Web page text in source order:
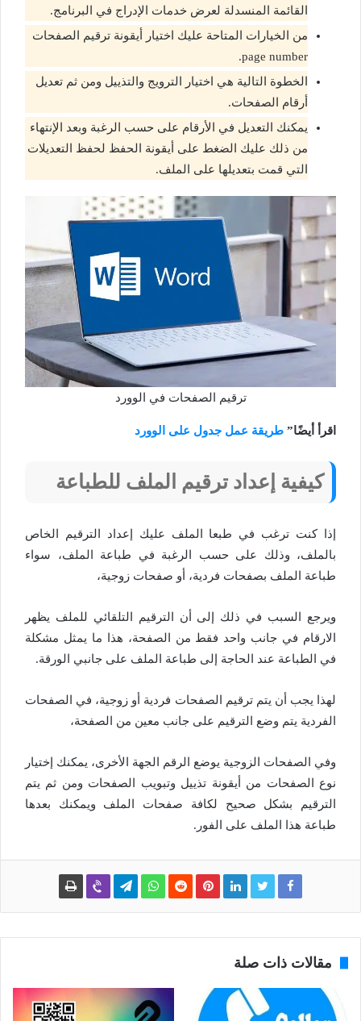
القائمة المنسدلة لعرض خدمات الإدراج في البرنامج.
من الخيارات المتاحة عليك اختيار أيقونة ترقيم الصفحات
page number.
الخطوة التالية هي اختيار الترويج والتذييل ومن ثم تعديل
أرقام الصفحات.
يمكنك التعديل في الأرقام على حسب الرغبة وبعد الإنتهاء
من ذلك عليك الضغط على أيقونة الحفظ لحفظ التعديلات
التي قمت بتعديلها على الملف.
ترقيم الصفحات في الوورد
اقرأ أيضًا” طريقة عمل جدول على الوورد
كيفية إعداد ترقيم الملف للطباعة
إذا كنت ترغب في طبعا الملف عليك إعداد الترقيم الخاص
بالملف، وذلك على حسب الرغبة في طباعة الملف، سواء
طباعة الملف بصفحات فردية، أو صفحات زوجية،
ويرجع السبب في ذلك إلى أن الترقيم التلقائي للملف يظهر
الارقام في جانب واحد فقط من الصفحة، هذا ما يمثل مشكلة
في الطباعة عند الحاجة إلى طباعة الملف على جانبي الورقة.
لهذا يجب أن يتم ترقيم الصفحات فردية أو زوجية، في الصفحات
الفردية يتم وضع الترقيم على جانب معين من الصفحة،
وفي الصفحات الزوجية يوضع الرقم الجهة الأخرى، يمكنك إختيار
نوع الصفحات من أيقونة تذييل وتبويب الصفحات ومن ثم يتم
الترقيم بشكل صحيح لكافة صفحات الملف ويمكنك بعدها
طباعة هذا الملف على الفور.
مقالات ذات صلة